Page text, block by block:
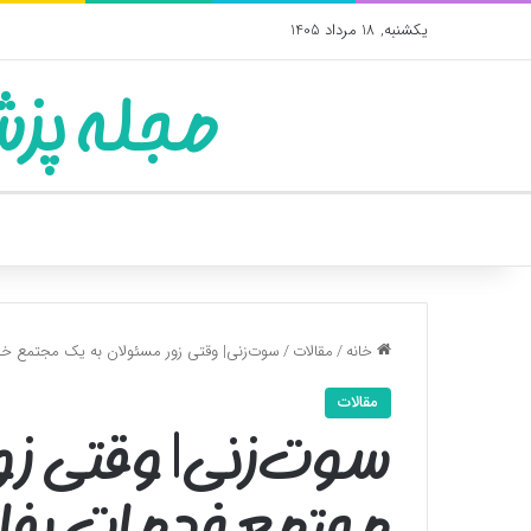
یکشنبه, 18 مرداد 1405
مجله
خانه/مقالات/سوت‌زنی| وقتی زور مسئولان به یک مجتمع
مقالات
سوت‌زنی| وقتی